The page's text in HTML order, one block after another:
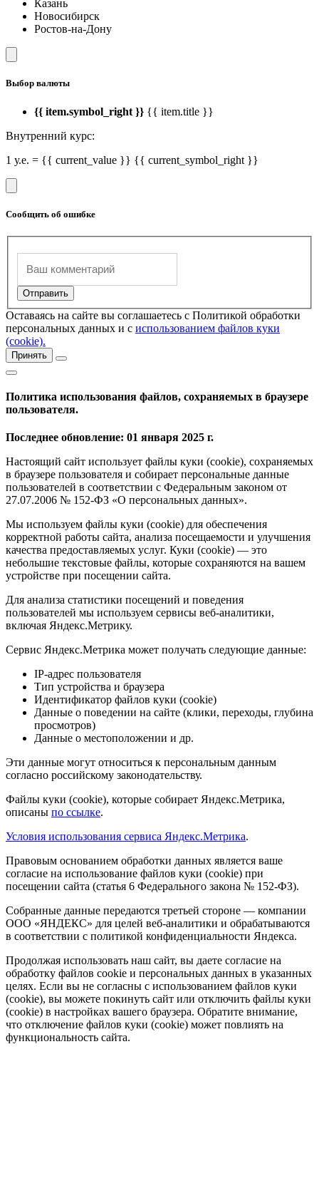
Казань
Новосибирск
Ростов-на-Дону
Выбор валюты
{{ item.symbol_right }} {{ item.title }}
Внутренний курс:
1 у.е. = {{ current_value }} {{ current_symbol_right }}
Сообщить об ошибке
Оставаясь на сайте вы соглашаетесь с Политикой обработки
персональных данных и с использованием файлов куки
(cookie).
Принять
Политика использования файлов, сохраняемых в браузере
пользователя.
Последнее обновление: 01 января 2025 г.
Настоящий сайт использует файлы куки (cookie), сохраняемых
в браузере пользователя и собирает персональные данные
пользователей в соответствии с Федеральным законом от
27.07.2006 № 152-ФЗ «О персональных данных».
Мы используем файлы куки (cookie) для обеспечения
корректной работы сайта, анализа посещаемости и улучшения
качества предоставляемых услуг. Куки (cookie) — это
небольшие текстовые файлы, которые сохраняются на вашем
устройстве при посещении сайта.
Для анализа статистики посещений и поведения
пользователей мы используем сервисы веб-аналитики,
включая Яндекс.Метрику.
Сервис Яндекс.Метрика может получать следующие данные:
IP-адрес пользователя
Тип устройства и браузера
Идентификатор файлов куки (cookie)
Данные о поведении на сайте (клики, переходы, глубина
просмотров)
Данные о местоположении и др.
Эти данные могут относиться к персональным данным
согласно российскому законодательству.
Файлы куки (cookie), которые собирает Яндекс.Метрика,
описаны по ссылке.
Условия использования сервиса Яндекс.Метрика.
Правовым основанием обработки данных является ваше
согласие на использование файлов куки (cookie) при
посещении сайта (статья 6 Федерального закона № 152-ФЗ).
Собранные данные передаются третьей стороне — компании
ООО «ЯНДЕКС» для целей веб-аналитики и обрабатываются
в соответствии с политикой конфиденциальности Яндекса.
Продолжая использовать наш сайт, вы даете согласие на
обработку файлов cookie и персональных данных в указанных
целях. Если вы не согласны с использованием файлов куки
(cookie), вы можете покинуть сайт или отключить файлы куки
(cookie) в настройках вашего браузера. Обратите внимание,
что отключение файлов куки (cookie) может повлиять на
функциональность сайта.